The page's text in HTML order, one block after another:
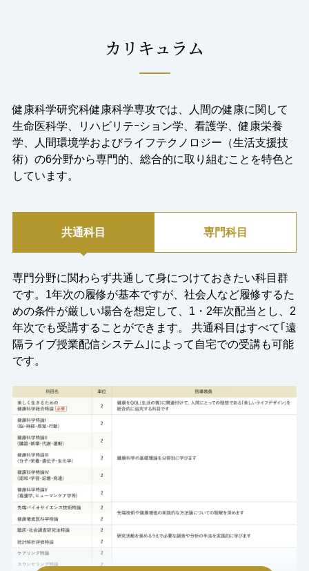
カリキュラム
健康科学研究科健康科学専攻では、人間の健康に関して
生命医科学、リハビリテｰション学、看護学、健康栄養
学、人間環境学およびライフテクノロジー（生活支援技
術）の6分野から専門的、総合的に取り組むことを特色と
しています。​
共通科目 専門科目
専門分野に関わらず共通して身につけておきたい科目群
です。1年次の履修が基本ですが、社会人など履修するた
めの条件が厳しい場合を想定して、1・2年次配当とし、2
年次でも受講することができます。 共通科目はすべて｢遠
隔ライブ授業配信システム｣によって自宅での受講も可能
です。